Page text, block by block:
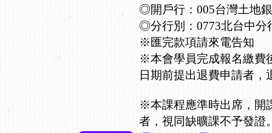
◎開戶行：005台灣土地
◎分行別：0773北台中分
※匯完款項請來電告知
※本會學員完成報名繳費
日期前提出退費申請者，
※本課程應準時出席，開
者，視同缺曠課不予發證